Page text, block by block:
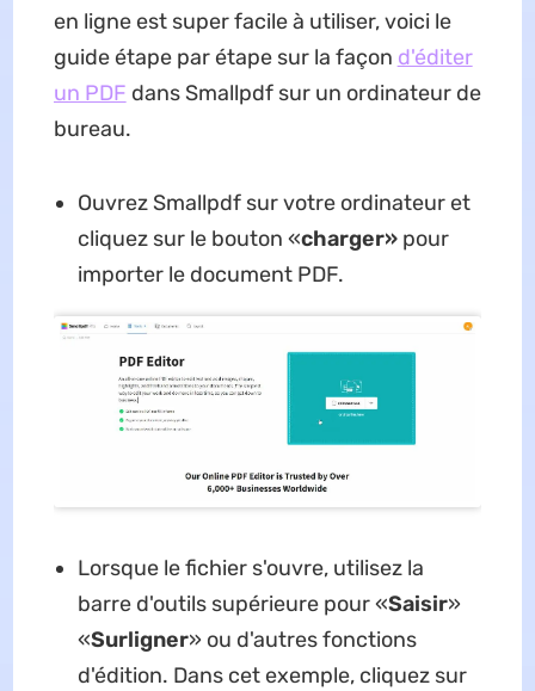
en ligne est super facile à utiliser, voici le
guide étape par étape sur la façon d'éditer
un PDF dans Smallpdf sur un ordinateur de
bureau.
Ouvrez Smallpdf sur votre ordinateur et
cliquez sur le bouton «charger»pour
importer le document PDF.
Lorsque le fichier s'ouvre, utilisez la
barre d'outils supérieure pour «Saisir»
«Surligner» ou d'autres fonctions
d'édition. Dans cet exemple, cliquez sur